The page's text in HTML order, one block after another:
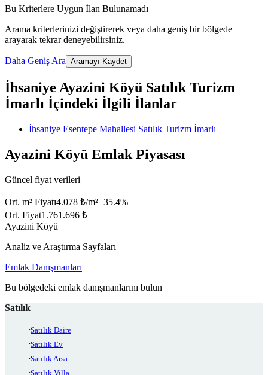
Bu Kriterlere Uygun İlan Bulunamadı
Arama kriterlerinizi değiştirerek veya daha geniş bir bölgede
arayarak tekrar deneyebilirsiniz.
Daha Geniş Ara Aramayı Kaydet
İhsaniye Ayazini Köyü Satılık Turizm
İmarlı İçindeki İlgili İlanlar
İhsaniye Esentepe Mahallesi Satılık Turizm İmarlı
Ayazini Köyü Emlak Piyasası
Güncel fiyat verileri
Ort. m² Fiyatı4.078 ₺/m²+35.4%
Ort. Fiyat1.761.696 ₺
Ayazini Köyü
Analiz ve Araştırma Sayfaları
Emlak Danışmanları
Bu bölgedeki emlak danışmanlarını bulun
Satılık
Satılık Daire
Satılık Ev
Satılık Arsa
Satılık Villa